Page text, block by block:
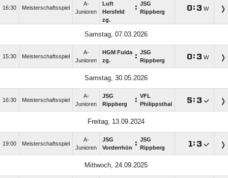
16:30 Meisterschaftsspiel
A-
Junioren
Luft
Hersfeld
zg.
: JSG
Rippberg
: W
Samstag, 07.03.2026
15:30 Meisterschaftsspiel
A-
Junioren
HGM Fulda
zg.
: JSG
Rippberg
: W
Samstag, 30.05.2026
16:30 Meisterschaftsspiel
A-
Junioren
JSG
Rippberg
: VFL
Philippsthal
: 
Freitag, 13.09.2024
19:00 Meisterschaftsspiel
A-
Junioren
JSG
Vorderrhön : JSG
Rippberg
: 
Mittwoch, 24.09.2025